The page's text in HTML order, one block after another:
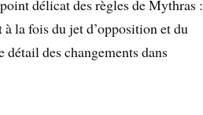
délicat des règles de Mythras :
la fois du jet d’opposition et du
des changements dans